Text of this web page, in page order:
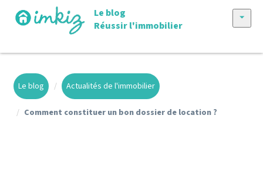
Le blog
Réussir l'immobilier
Vendre avec imkiz
Nos annonces
Le blog Actualités de l'immobilier
Comment constituer un bon dossier de location ?